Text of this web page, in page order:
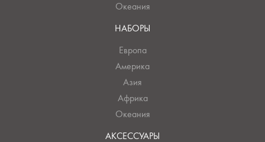
Океания
НАБОРЫ
Европа
Америка
Азия
Африка
Океания
АКСЕССУАРЫ